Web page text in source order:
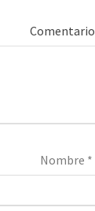
Comentario
Nombre *